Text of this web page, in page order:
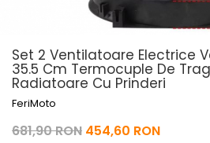
Pelerine de ploaie
Rucsac/Borseta
Tricou / Geci / Termic
Roti/Accesorii
Evacuare
Cabluri si Conducte
Uleiuri si Lubrifianti
Filtre
Set 2 Ventilatoare Electrice
35.5 Cm Termocuple De
Radiatoare Cu Prinderi
FeriMoto
681,90 RON 454,60 RON